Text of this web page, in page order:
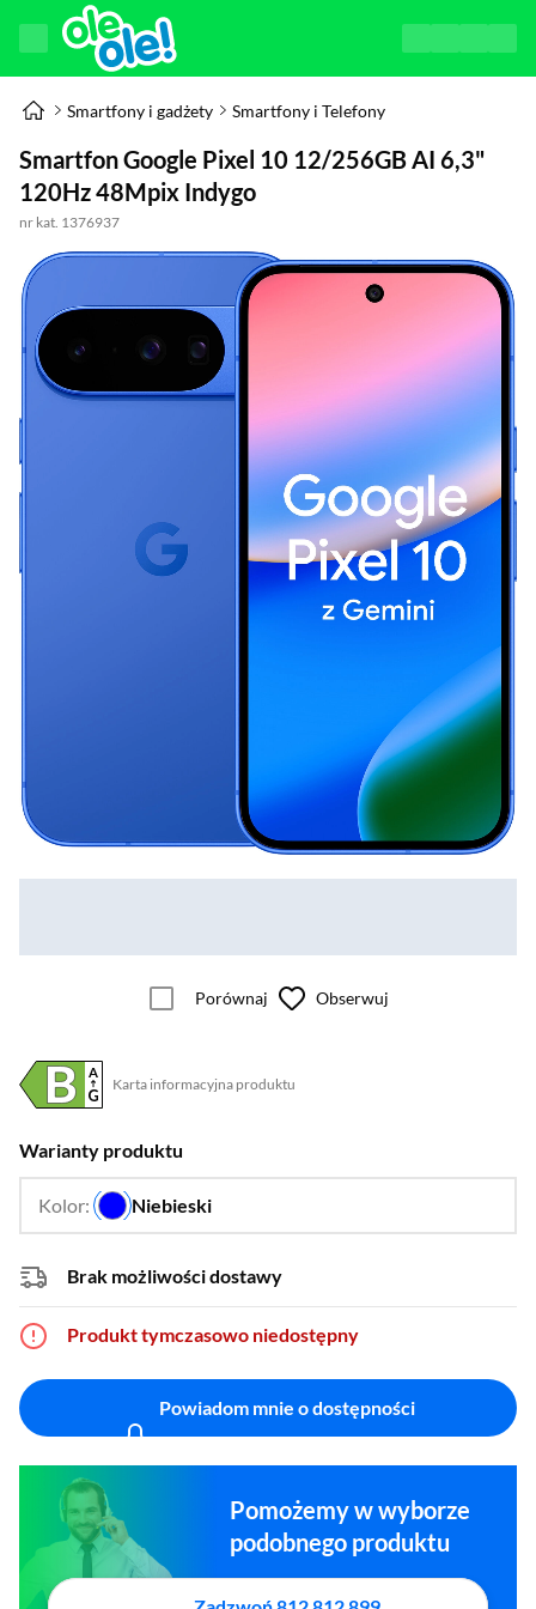
Smartfony i gadżety Smartfony i Telefony
Smartfon Google Pixel 10 12/256GB AI 6,3"
120Hz 48Mpix Indygo
nr kat. 1376937
Porównaj Obserwuj
Karta informacyjna produktu
Plik w formacie pdf
(otworzy się w nowym oknie)
Warianty produktu
Kolor: Niebieski
…
Brak możliwości dostawy
Produkt tymczasowo niedostępny
Powiadom mnie o dostępności
Pomożemy w wyborze
podobnego produktu